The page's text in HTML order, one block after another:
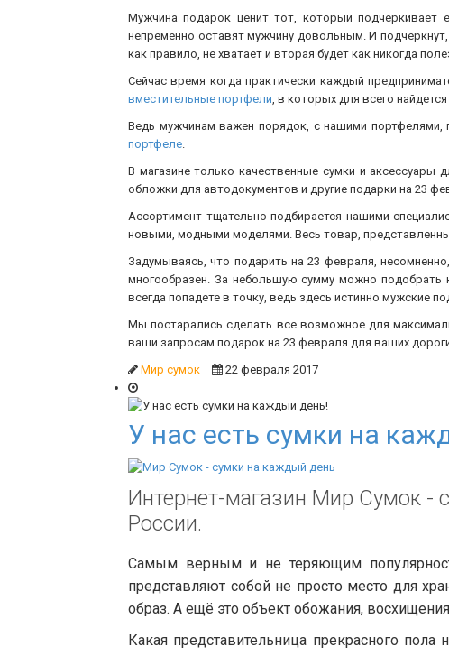
Мужчина подарок ценит тот, который подчеркивает
непременно оставят мужчину довольным. И
как правило, не хватает и вторая будет как никогда
Сейчас время когда практически каждый
вместительные портфели , в которых для всего
Ведь мужчинам важен порядок, с нашими портфелями,
портфеле
В магазине только качественные сумки и
обложки для автодокументов и другие подарки на 23
Ассортимент тщательно подбирается нашими
новыми, модными моделями. Весь товар,
Задумываясь, что подарить на 23 февраля,
многообразен. За небольшую сумму можно подобрать
всегда попадете в точку, ведь здесь истинно мужские
Мы постарались сделать все возможное для
ваши запросам подарок на 23 февраля для ваших
Мир сумок
22 февраля 2017
У нас есть сумки на
Интернет-магазин Мир Сумок -
России.
Самым верным и не теряющим
представляют собой не просто место для
образ. А ещё это объект обожания,
Какая представительница прекрасного пола